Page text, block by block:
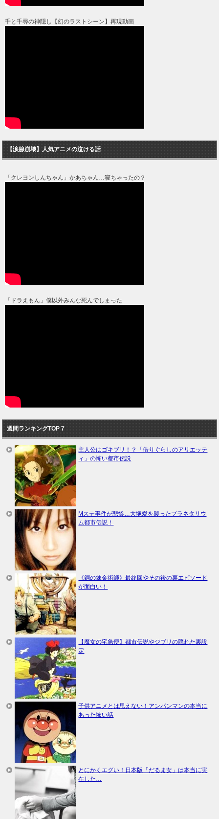
千と千尋の神隠し【幻のラストシーン】再現動画
【涙腺崩壊】人気アニメの泣ける話
「クレヨンしんちゃん」かあちゃん…寝ちゃったの？
「ドラえもん」僕以外みんな死んでしまった
週間ランキングTOP７
主人公はゴキブリ！？「借りぐらしのアリエッテ
ィ」の怖い都市伝説
Mステ事件が悲惨…大塚愛を襲ったプラネタリウ
ム都市伝説！
《鋼の錬金術師》最終回やその後の裏エピソード
が面白い！
【魔女の宅急便】都市伝説やジブリの隠れた裏設
定
子供アニメとは思えない！アンパンマンの本当に
あった怖い話
とにかくエグい！日本版「だるま女」は本当に実
在した…